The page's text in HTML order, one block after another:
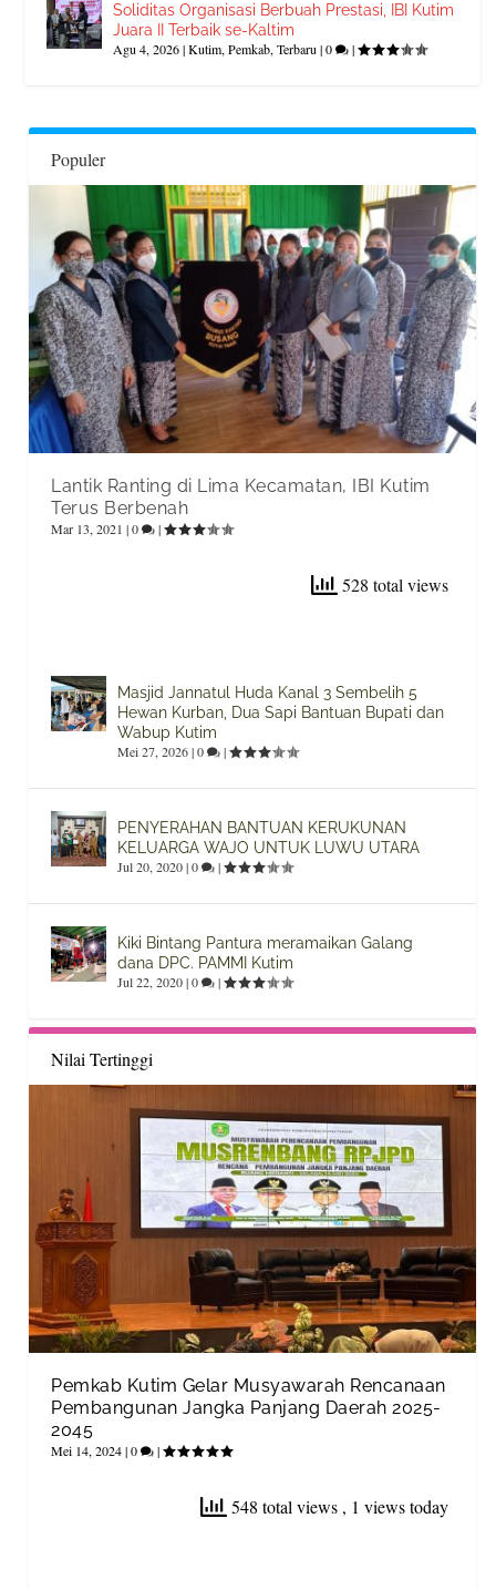
Soliditas Organisasi Berbuah Prestasi, IBI Kutim
Juara II Terbaik se-Kaltim
Agu 4, 2026|Kutim,Pemkab,Terbaru |0 |
Populer
Lantik Ranting di Lima Kecamatan, IBI Kutim
Terus Berbenah
Mar 13, 2021 |0 |
528 total views
Masjid Jannatul Huda Kanal 3 Sembelih 5
Hewan Kurban, Dua Sapi Bantuan Bupati dan
Wabup Kutim
Mei 27, 2026|0 |
PENYERAHAN BANTUAN KERUKUNAN
KELUARGA WAJO UNTUK LUWU UTARA
Jul 20, 2020|0 |
Kiki Bintang Pantura meramaikan Galang
dana DPC. PAMMI Kutim
Jul 22, 2020|0 |
Nilai Tertinggi
Pemkab Kutim Gelar Musyawarah Rencanaan
Pembangunan Jangka Panjang Daerah 2025-
2045
Mei 14, 2024|0 |
548 total views , 1 views today